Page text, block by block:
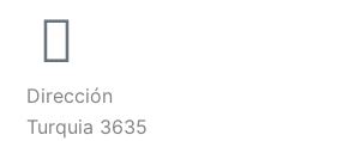
Dirección
Turquia 3635